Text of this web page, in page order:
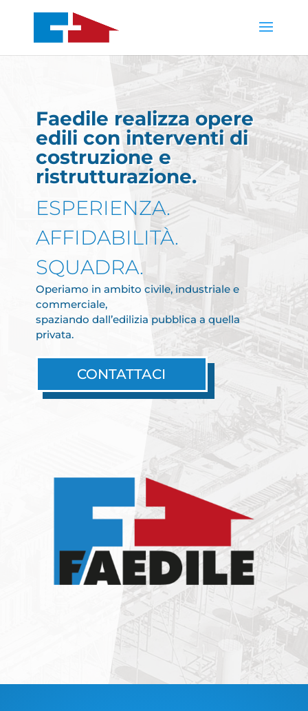
Faedile realizza opere
edili con interventi di
costruzione e
ristrutturazione.
ESPERIENZA.
AFFIDABILITÀ.
SQUADRA.
Operiamo in ambito civile, industriale e
commerciale,
spaziando dall’edilizia pubblica a quella
privata.
CONTATTACI